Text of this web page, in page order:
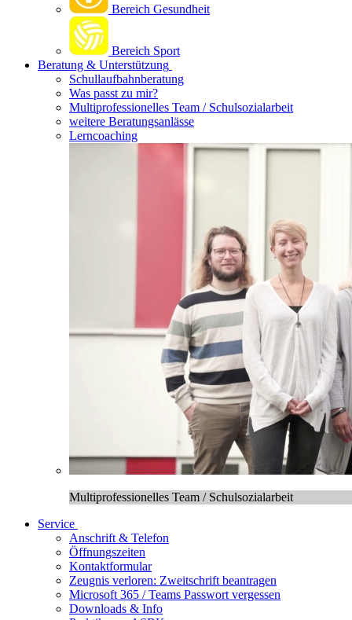
Bereich Gesundheit
Bereich Sport
Beratung & Unterstützung
Schullaufbahnberatung
Was passt zu mir?
Multipro­fessionelles Team / Schulsozialarbeit
weitere Beratungsanlässe
Lerncoaching
Multiprofessionelles Team / Schulsozialarbeit
Service
Anschrift & Telefon
Öffnungszeiten
Kontaktformular
Zeugnis verloren: Zweitschrift beantragen
Microsoft 365 / Teams Passwort vergessen
Downloads & Info